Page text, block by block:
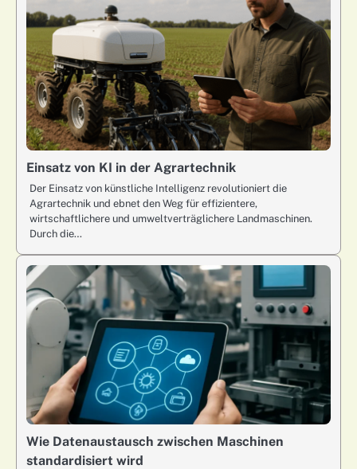
Einsatz von KI in der Agrartechnik
Der Einsatz von künstliche Intelligenz revolutioniert die
Agrartechnik und ebnet den Weg für effizientere,
wirtschaftlichere und umweltverträglichere Landmaschinen.
Durch die…
Wie Datenaustausch zwischen Maschinen
standardisiert wird